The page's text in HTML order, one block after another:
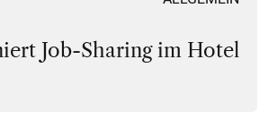
Job-Sharing im Hotel